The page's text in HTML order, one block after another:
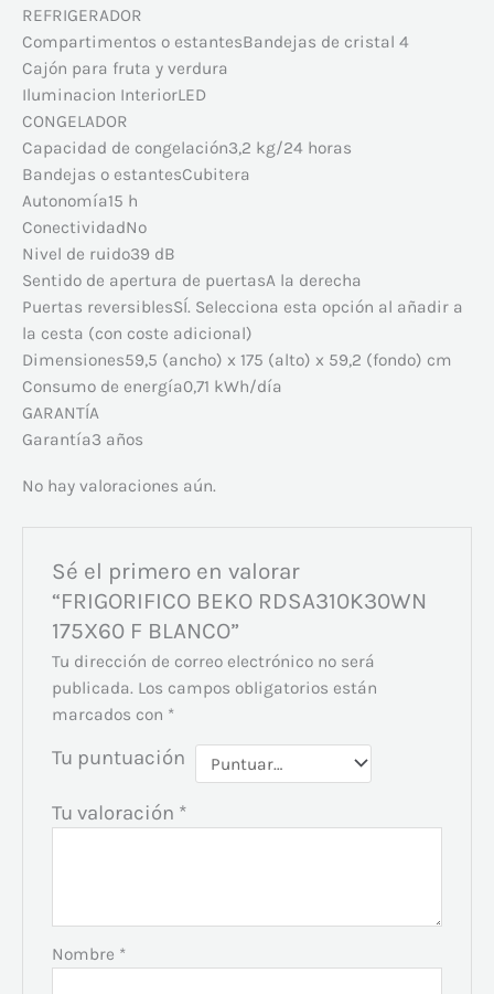
REFRIGERADOR
Compartimentos o estantesBandejas de cristal 4
Cajón para fruta y verdura
Iluminacion InteriorLED
CONGELADOR
Capacidad de congelación3,2 kg/24 horas
Bandejas o estantesCubitera
Autonomía15 h
ConectividadNo
Nivel de ruido39 dB
Sentido de apertura de puertasA la derecha
Puertas reversiblesSÍ. Selecciona esta opción al añadir a
la cesta (con coste adicional)
Dimensiones59,5 (ancho) x 175 (alto) x 59,2 (fondo) cm
Consumo de energía0,71 kWh/día
GARANTÍA
Garantía3 años
No hay valoraciones aún.
Sé el primero en valorar
“FRIGORIFICO BEKO RDSA310K30WN
175X60 F BLANCO”
Tu dirección de correo electrónico no será
publicada. Los campos obligatorios están
marcados con *
Tu puntuación
Tu valoración *
Nombre *